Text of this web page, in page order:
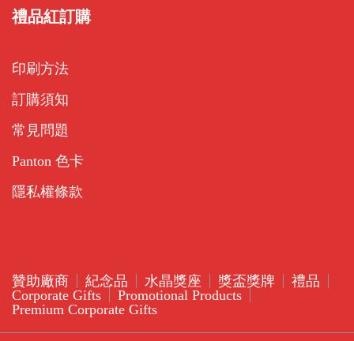
禮品紅訂購
印刷方法
訂購須知
常見問題
Panton 色卡
隱私權條款
贊助廠商 紀念品 水晶獎座 獎盃獎牌
禮品
Corporate Gifts
Promotional Products
Premium Corporate Gifts